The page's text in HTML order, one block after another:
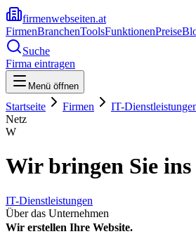
firmenwebseiten.at
FirmenBranchenToolsFunktionenPreise
Suche
Firma eintragen
Menü öffnen
Startseite Firmen IT-
Netz
W
Wir bringen Sie ins
IT-Dienstleistungen
Über das Unternehmen
Wir erstellen Ihre Website.